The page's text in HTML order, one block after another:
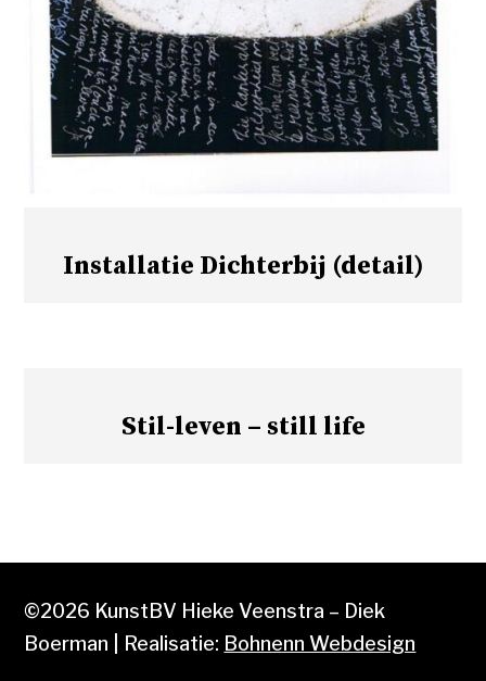
Installatie Dichterbij (detail)
Stil-leven – still life
©2026 KunstBV Hieke Veenstra – Diek
Boerman | Realisatie: Bohnenn Webdesign